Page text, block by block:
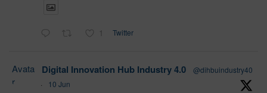
1 Twitter
Avata
r
Digital Innovation Hub Industry 4.0
@dihbuindustry40
·
10 Jun